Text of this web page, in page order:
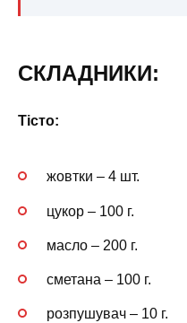
СКЛАДНИКИ:
Тісто:
жовтки – 4 шт.
цукор – 100 г.
масло – 200 г.
сметана – 100 г.
розпушувач – 10 г.